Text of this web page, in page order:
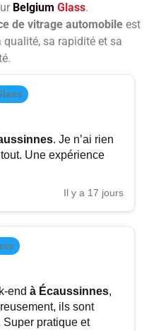
Belgium Glass.
de vitrage automobileest
qualité, sa rapidité et sa
. Je n’ai rien
Une expérience
Il y a 17 jours
end à Écaussinnes,
ils sont
pratique et